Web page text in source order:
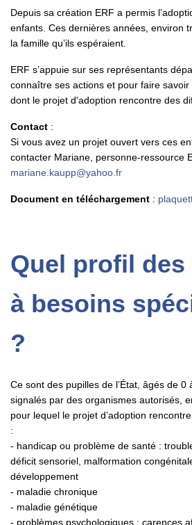
Depuis sa création ERF a permis
enfants. Ces dernières années, environ
la famille qu’ils espéraient.
ERF s’appuie sur ses représentants
connaître ses actions et pour faire
dont le projet d'adoption rencontre des
Contact :
Si vous avez un projet ouvert vers ces
contacter Mariane, personne-ressource
mariane.kaupp@yahoo.fr
Document en téléchargement :
Quel profil
à besoins
?
Ce sont des pupilles de l’État, âgés de
signalés par des organismes autorisés,
pour lequel le projet d’adoption
:
- handicap ou problème de santé :
déficit sensoriel, malformation
développement
- maladie chronique
- maladie génétique
- problèmes psychologiques : carences